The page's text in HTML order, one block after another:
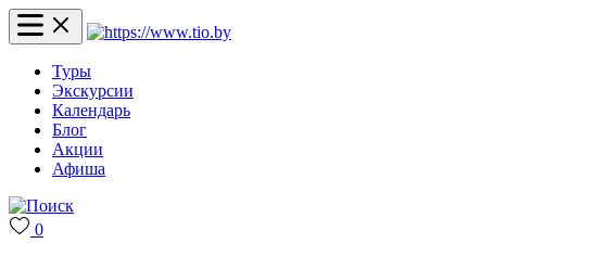
Туры
Экскурсии
Календарь
Блог
Акции
Афиша
0